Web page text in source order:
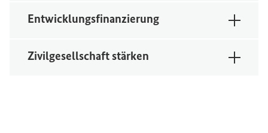
Entwicklungsfinanzierung
Zivilgesellschaft stärken